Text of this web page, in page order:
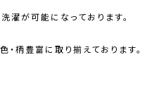
濯が可能になっております。
・柄豊富に取り揃えております。